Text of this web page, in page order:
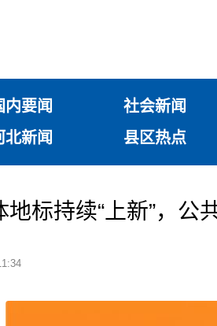
内要闻 社会新闻
北新闻 县区热点
标持续“上新”，公